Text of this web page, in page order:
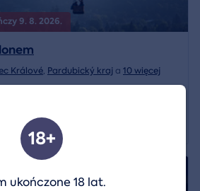
9. 8. 2026.
Králové, Pardubický kraj a 10 więcej
18+
ukończone 18 lat.